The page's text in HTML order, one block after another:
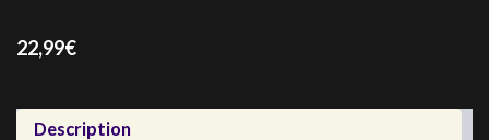
22,99€
Description